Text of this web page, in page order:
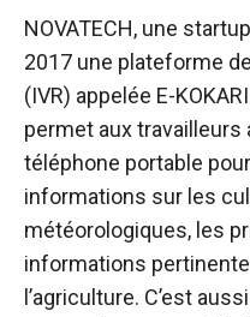
NOVATECH, une
2017 une plateforme
(IVR) appelée E-
permet aux travailleurs
téléphone portable
informations sur les
météorologiques, les
informations
l’agriculture. C’est